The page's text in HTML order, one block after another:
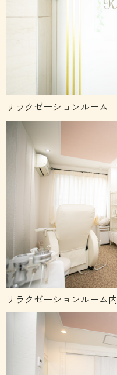
リラクゼーションルーム
リラクゼーションルーム内